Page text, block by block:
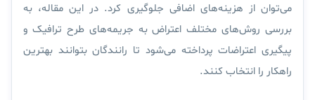
می‌توان از هزینه‌های اضافی جلوگیری کرد. در این مقاله، به
بررسی روش‌های مختلف اعتراض به جریمه‌های طرح ترافیک و
پیگیری اعتراضات پرداخته می‌شود تا رانندگان بتوانند بهترین
راهکار را انتخاب کنند.